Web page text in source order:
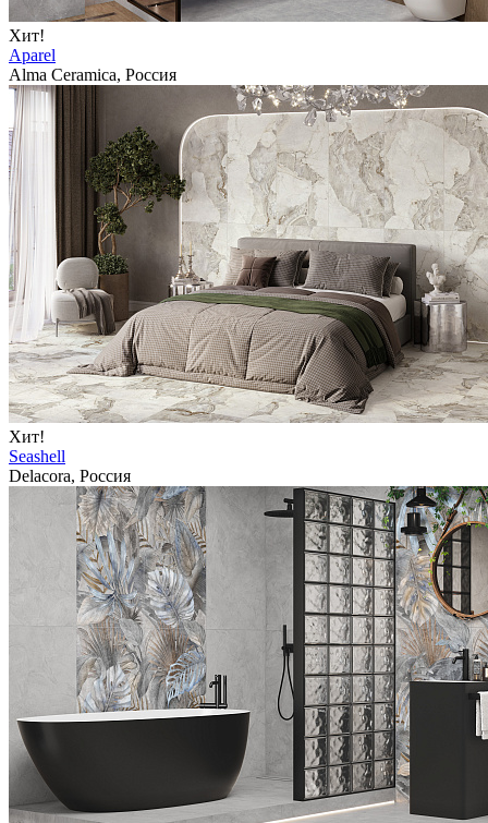
Хит!
Aparel
Alma Ceramica, Россия
Хит!
Seashell
Delacora, Россия